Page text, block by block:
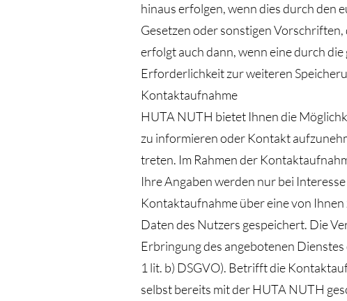
hinaus erfolgen, wenn dies durch den
Gesetzen oder sonstigen
erfolgt auch dann, wenn eine durch
Erforderlichkeit zur weiteren
Kontaktaufnahme
HUTA NUTH bietet Ihnen die
zu informieren oder Kontakt
treten. Im Rahmen der
Ihre Angaben werden nur bei
Kontaktaufnahme über eine von
Daten des Nutzers gespeichert. Die
Erbringung des angebotenen
1 lit. b) DSGVO). Betrifft die
selbst bereits mit der HUTA NUTH